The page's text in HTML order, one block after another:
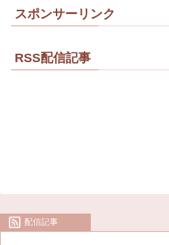
スポンサーリンク
RSS配信記事
配信記事